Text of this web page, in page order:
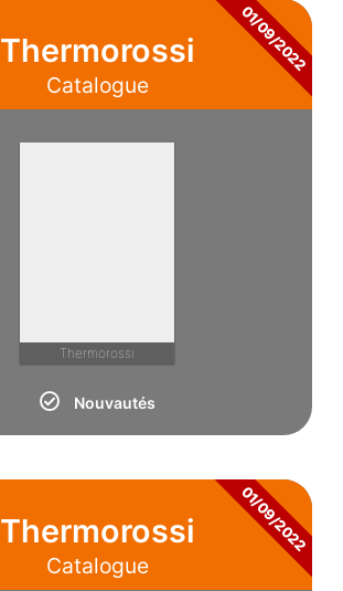
Thermorossi
Catalogue
Thermorossi
Nouvautés
01/09/2022
Thermorossi
Catalogue
01/09/2022